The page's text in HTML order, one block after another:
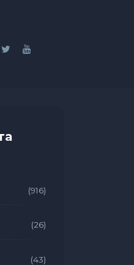
(916)
(26)
(43)